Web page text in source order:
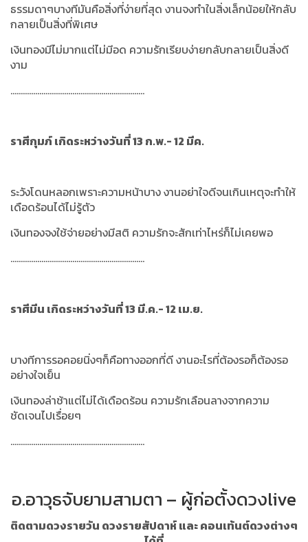
ธรรมดาๆบางทีมันคือสิ่งที่ง่ายที่สุด งานจงทำในสิ่งเล็กน้อยให้กลับ
กลายเป็นสิ่งที่พิเศษ
เงินทองมีไม่มากแต่ไม่มีอด ความรักเรียบง่ายกลับกลายเป็นสิ่งดี
งาม
.................................................................
ราศีกุมภ์ เกิดระหว่างวันที่ 13 ก.พ.- 12 มีค.
ระวังโดนหลอกเพราะความหน้าบาง งานอย่าใจดีจนเกินเหตุจะทำให้
เดือดร้อนได้ไม่รู้ตัว
เงินทองจงใช้จ่ายอย่างมีสติ ความรักจะสักเท่าไหร่ก็ไม่เคยพอ
.................................................................
ราศีมีน เกิดระหว่างวันที่ 13 มี.ค.- 12 เม.ย.
บางทีการรอคอยนิ่งๆก็คือทางออกที่ดี งานอะไรที่ต้องรอก็ต้องรอ
อย่างใจเย็น
เงินทองล่าช้าแต่ไม่ได้เดือดร้อน ความรักเลือนลางจากความ
ชัดเจนไปเรื่อยๆ
.................................................................
อ.อาวุธจับยามสามตา – ผู้ก่อตั้งดวงlive
ติดตามดวงรายวัน ดวงรายสัปดาห์ และ คอนเท้นต์ดวงต่างๆ